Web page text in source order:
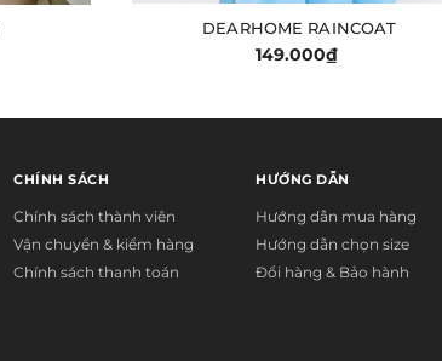
GIỎ HÀNG
DEARHOME RAINCOAT
149.000₫
CHÍNH SÁCH
Chính sách thành viên
Vận chuyển & kiểm hàng
Chính sách thanh toán
HƯỚNG DẪN
Hướng dẫn mua hàng
Hướng dẫn chọn size
Đổi hàng & Bảo hành